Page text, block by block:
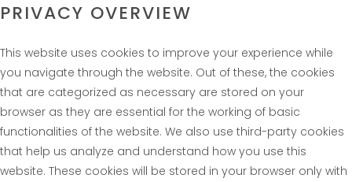
PRIVACY OVERVIEW
This website uses cookies to improve your experience while
you navigate through the website. Out of these, the cookies
that are categorized as necessary are stored on your
browser as they are essential for the working of basic
functionalities of the website. We also use third-party cookies
that help us analyze and understand how you use this
website. These cookies will be stored in your browser only with